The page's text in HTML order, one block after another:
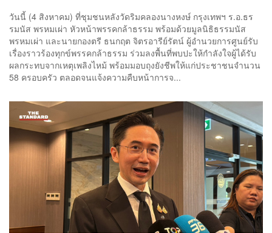
วันนี้ (4 สิงหาคม) ที่ชุมชนหลังวัดริมคลองนางหงษ์ กรุงเทพฯ ร.อ.ธร
รมนัส พรหมเผ่า หัวหน้าพรรคกล้าธรรม พร้อมด้วยมูลนิธิธรรมนัส
พรหมเผ่า และนายกองตรี ธนกฤต จิตรอารีย์รัตน์ ผู้อำนวยการศูนย์รับ
เรื่องราวร้องทุกข์พรรคกล้าธรรม ร่วมลงพื้นที่พบปะให้กำลังใจผู้ได้รับ
ผลกระทบจากเหตุเพลิงไหม้ พร้อมมอบถุงยังชีพให้แก่ประชาชนจำนวน
58 ครอบครัว ตลอดจนแจ้งความคืบหน้าการจ...